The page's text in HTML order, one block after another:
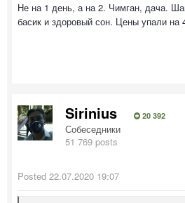
Не на 1 день, а на 2. Чимган, дача.
басик и здоровый сон. Цены упали на
Sirinius 20 392
Собеседники
51 769 posts
Posted 22.07.2020 19:07